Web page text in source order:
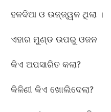
ହଳଦିଆ ଓ ଉଜ୍ଜ୍ୱଳ ଥିଲା ।
ଏହାର ମୁଣ୍ଡ ଉପରୁ ଓଜନ
କିଏ ଅପସାରିତ କଲା?
କିଳିଣୀ କିଏ ଖୋଲିଦେଲା?